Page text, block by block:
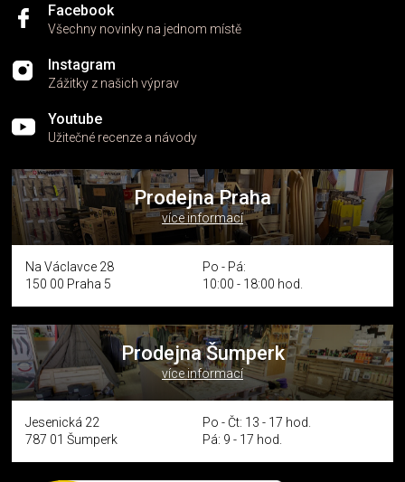
Facebook
Všechny novinky na jednom místě
Instagram
Zážitky z našich výprav
Youtube
Užitečné recenze a návody
Prodejna Praha
více informací
Na Václavce 28
150 00 Praha 5
Po - Pá:
10:00 - 18:00 hod.
Prodejna Šumperk
více informací
Jesenická 22
787 01 Šumperk
Po - Čt: 13 - 17 hod.
Pá: 9 - 17 hod.